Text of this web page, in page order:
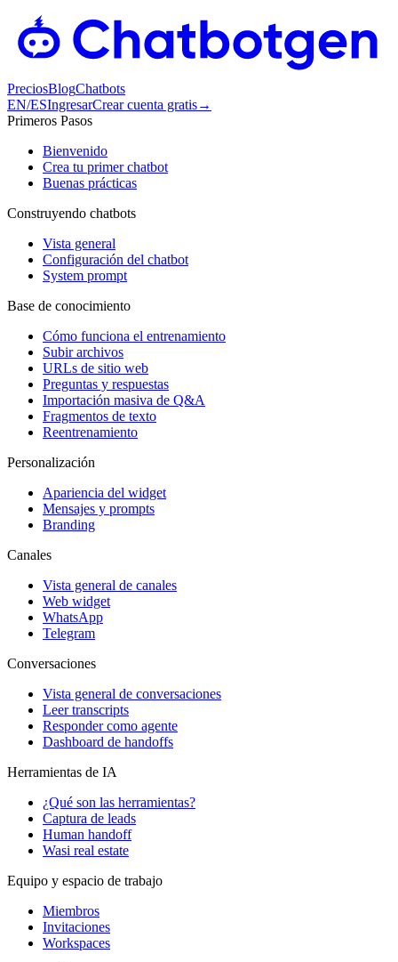
PreciosBlogChatbots
EN/ESIngresarCrear cuenta gratis→
Primeros Pasos
Bienvenido
Crea tu primer chatbot
Buenas prácticas
Construyendo chatbots
Vista general
Configuración del chatbot
System prompt
Base de conocimiento
Cómo funciona el entrenamiento
Subir archivos
URLs de sitio web
Preguntas y respuestas
Importación masiva de Q&A
Fragmentos de texto
Reentrenamiento
Personalización
Apariencia del widget
Mensajes y prompts
Branding
Canales
Vista general de canales
Web widget
WhatsApp
Telegram
Conversaciones
Vista general de conversaciones
Leer transcripts
Responder como agente
Dashboard de handoffs
Herramientas de IA
¿Qué son las herramientas?
Captura de leads
Human handoff
Wasi real estate
Equipo y espacio de trabajo
Miembros
Invitaciones
Workspaces